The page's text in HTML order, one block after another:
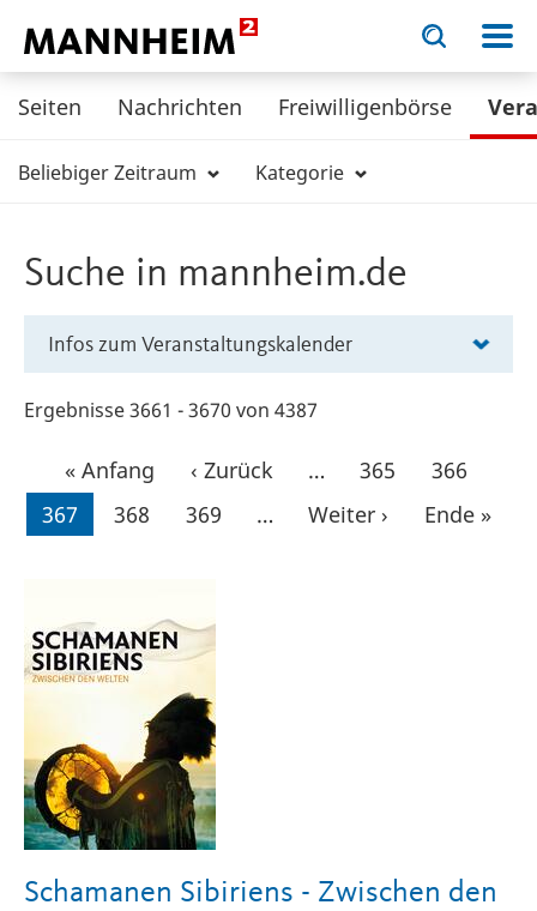
Toggle
search
input
Toggle
search
input
Seiten Nachrichten Freiwilligenbörse
Beliebiger Zeitraum Kategorie
Suche in mannheim.de
Infos zum Veranstaltungskalender
Ergebnisse 3661 - 3670 von 4387
Seitennummerierung
Erste
Seite
« Anfang
Vorherige
Seite
‹ Zurück … Seite
365 Seite
366
Aktuelle
367 Seite
368 Seite
369 …
Nächste
Weiter ›
Letzte
Ende »
Schamanen Sibiriens - Zwischen den